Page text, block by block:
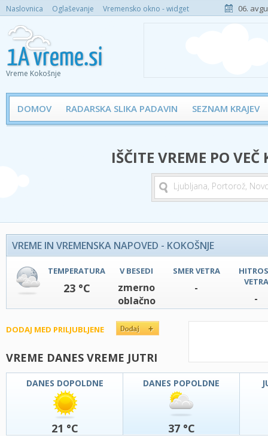
Naslovnica Oglaševanje Vremensko okno - widget 06.
Vreme Kokošnje
DOMOV RADARSKA SLIKA PADAVIN SEZNAM KRAJEV
IŠČITE VREME PO
VREME IN VREMENSKA NAPOVED - KOKOŠNJE
TEMPERATURA
23 °C
V BESEDI
zmerno
oblačno
SMER VETRA
-
VETRA
-
DODAJ MED PRILJUBLJENE
VREME DANES VREME JUTRI
DANES DOPOLDNE
21 °C
DANES POPOLDNE
37 °C